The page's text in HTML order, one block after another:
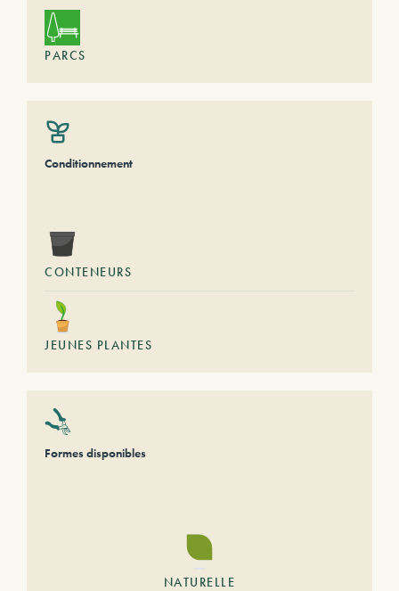
PARCS
Conditionnement
CONTENEURS
JEUNES PLANTES
Formes disponibles
NATURELLE